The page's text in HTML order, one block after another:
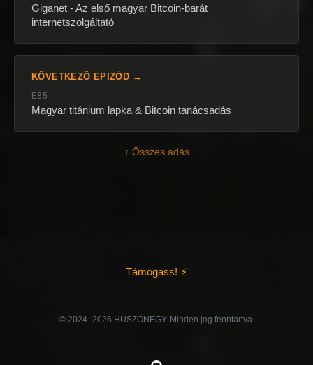
Giganet - Az első magyar Bitcoin-barát
internetszolgáltató
KÖVETKEZŐ EPIZÓD →
E85
Magyar titánium lapka & Bitcoin tanácsadás
↑ Összes adás
Támogass! ⚡
©️ 2024–2026 HUSZONEGY. Minden jog fenntartva.